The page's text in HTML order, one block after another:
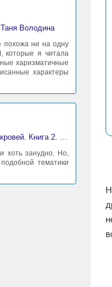
Володина
похожа ни на одну
я читала
харизматичные
характеры
Дикарь королевских кровей. Книга 2. Леди-фаворитка - Анна Сергеевна Гаврилова
хоть занудно. Но,
тематики